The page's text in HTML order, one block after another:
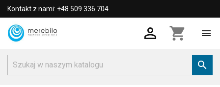
Kontakt z nami: +48 509 336 704
 shopping_cart 
